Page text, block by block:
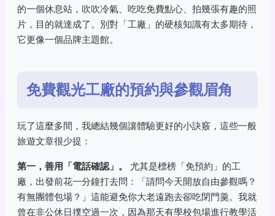
的一個休息站，吹吹冷氣、吃吃免費點心、拍幾張有趣的照
片，目的就達成了。別對「工廠」的硬核知識有太多期待，
它更像一個品牌主題館。
免費觀光工廠的預約與參觀眉角
玩了這麼多間，我總結幾個讓體驗更好的小訣竅，這些一般
旅遊文章很少提：
第一，善用「電話確認」。
尤其是標榜「免預約」的工
廠，出發前花一分鐘打去問：「請問今天開放自由參觀嗎？
有無團體包場？」這能避免你大老遠跑去卻吃閉門羹。我就
曾在非公休日撲空過一次，因為那天有學校包場進行教學活